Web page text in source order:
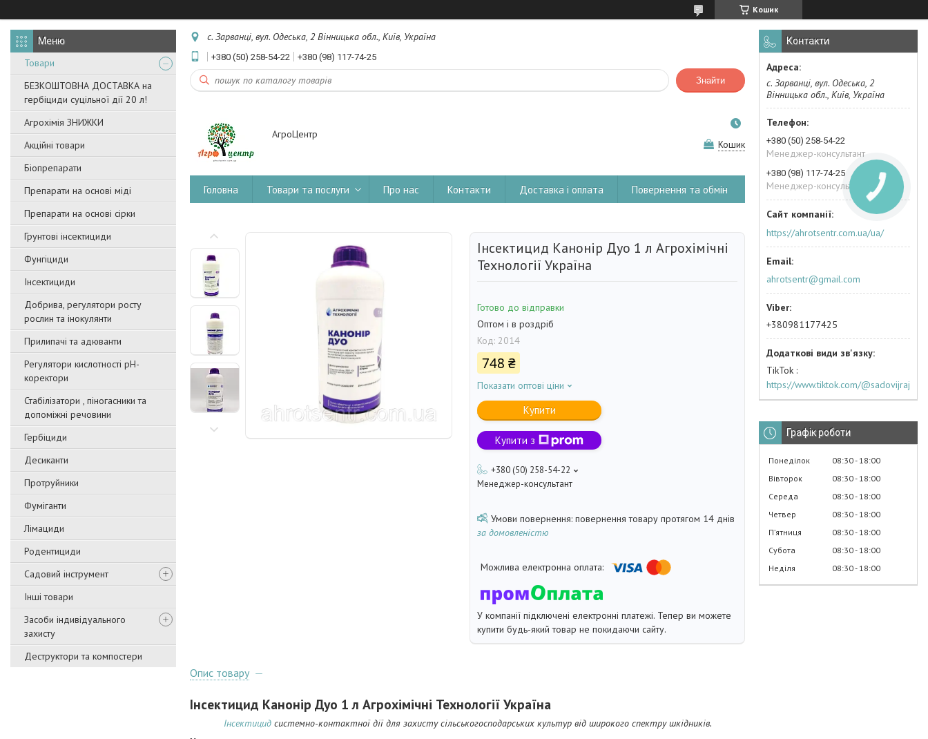
Кошик
Товари
БЕЗКОШТОВНА ДОСТАВКА на
гербіциди суцільної дії 20 л!
Агрохімія ЗНИЖКИ
Акційні товари
Біопрепарати
Препарати на основі міді
Препарати на основі сірки
Грунтові інсектициди
Фунгіциди
Інсектициди
Добрива, регулятори росту
рослин та інокулянти
Прилипачі та адюванти
Регулятори кислотності pН-
коректори
Стабілізатори , піногасники та
допоміжні речовини
Гербіциди
Десиканти
Протруйники
Фуміганти
Лімациди
Родентициди
Садовий інструмент
Інші товари
Засоби індивідуального
захисту
Деструктори та компостери
с. Зарванці, вул. Одеська, 2 Вінницька обл., Київ, Україна
+380 (50) 258-54-22 +380 (98) 117-74-25
Знайти
АгроЦентр
Кошик
Головна Товари та послуги Про нас Контакти Доставка і оплата Повернення та обмін
Інсектицид Канонір Дуо 1 л Агрохімічні
Технології Україна
Готово до відправки
Оптом і в роздріб
Код: 2014
748 ₴
Показати оптові ціни
Купити
Купити з
+380 (50) 258-54-22
Менеджер-консультант
повернення товару протягом 14 днів
за домовленістю
У компанії підключені електронні платежі. Тепер ви можете
купити будь-який товар не покидаючи сайту.
Опис товару
Інсектицид Канонір Дуо 1 л Агрохімічні Технології Україна
Інсектицидсистемно-контактної дії для захисту сільськогосподарських культур від широкого спектру шкідників.
Контакти
с. Зарванці, вул. Одеська, 2
Вінницька обл., Київ, Україна
+380 (50) 258-54-22
Менеджер-консультант
+380 (98) 117-74-25
Менеджер-консультант
https://ahrotsentr.com.ua/ua/
ahrotsentr@gmail.com
+380981177425
TikTok
https://www.tiktok.com/@sadovijraj
Графік роботи
Понеділок 08:30 18:00
Вівторок
08:30 18:00
Середа
08:30 18:00
Четвер
08:30 18:00
Пʼятниця
08:30 18:00
Субота
08:30 18:00
Неділя
08:30 18:00